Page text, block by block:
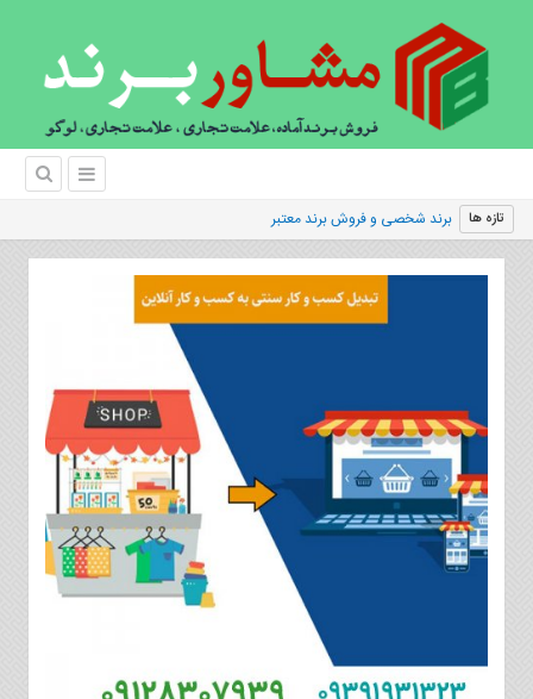
تازه ها برند شخصی و فروش برند معتبر